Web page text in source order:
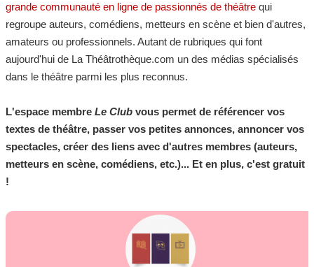
grande communauté en ligne de passionnés de théâtre qui
regroupe auteurs, comédiens, metteurs en scène et bien d'autres,
amateurs ou professionnels. Autant de rubriques qui font
aujourd'hui de La Théâtrothèque.com un des médias spécialisés
dans le théâtre parmi les plus reconnus.
L'espace membre Le Club vous permet de référencer vos
textes de théâtre, passer vos petites annonces, annoncer vos
spectacles, créer des liens avec d'autres membres (auteurs,
metteurs en scène, comédiens, etc.)... Et en plus, c'est gratuit
!